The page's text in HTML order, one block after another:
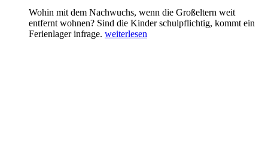
Wohin mit dem Nachwuchs, wenn die Großeltern weit
entfernt wohnen? Sind die Kinder schulpflichtig, kommt ein
Ferienlager infrage. weiterlesen